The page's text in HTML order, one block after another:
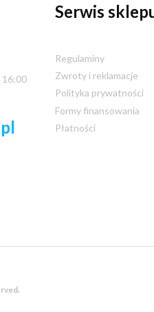
16:00
Serwis
Regulaminy
Zwroty i reklamacje
Polityka prywatności
Formy finansowania
Płatności